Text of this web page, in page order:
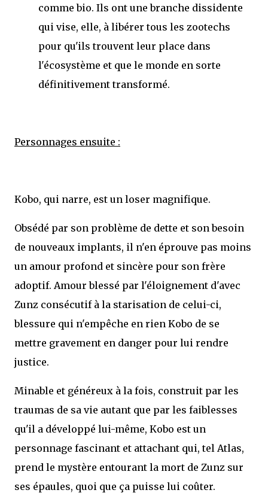
comme bio. Ils ont une branche dissidente
qui vise, elle, à libérer tous les zootechs
pour qu'ils trouvent leur place dans
l'écosystème et que le monde en sorte
définitivement transformé.
Personnages ensuite :
Kobo, qui narre, est un loser magnifique.
Obsédé par son problème de dette et son besoin
de nouveaux implants, il n'en éprouve pas moins
un amour profond et sincère pour son frère
adoptif. Amour blessé par l'éloignement d'avec
Zunz consécutif à la starisation de celui-ci,
blessure qui n'empêche en rien Kobo de se
mettre gravement en danger pour lui rendre
justice.
Minable et généreux à la fois, construit par les
traumas de sa vie autant que par les faiblesses
qu'il a développé lui-même, Kobo est un
personnage fascinant et attachant qui, tel Atlas,
prend le mystère entourant la mort de Zunz sur
ses épaules, quoi que ça puisse lui coûter.